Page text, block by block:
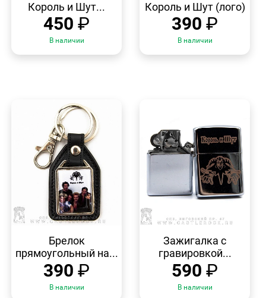
Король и Шут...
450 ₽
В наличии
Король и Шут (лого)
390 ₽
В наличии
ПРОСМОТР
Брелок
прямоугольный на...
390 ₽
В наличии
ПРОСМОТР
Зажигалка с
гравировкой...
590 ₽
В наличии